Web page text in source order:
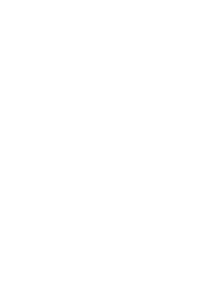
Joueur le plus
frappe sur le
pressing haut sur le
(J7), c'est cette fois-
s'est "excusé"
Une réalisation qui a
de la victoire du jour.